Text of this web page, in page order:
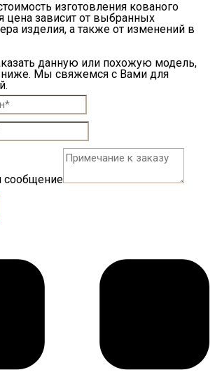
изготовления кованого
цена зависит от выбранных
изделия, а также от изменений в
данную или похожую модель,
ниже. Мы свяжемся с Вами для
сообщение